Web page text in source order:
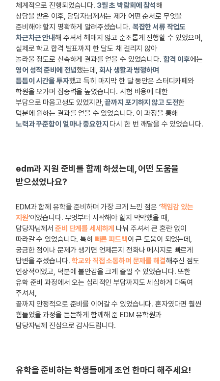
체계적으로 진행되었습니다. 3월 초 박람회에 참석해
상담을 받은 이후, 담당자님께서는 제가 어떤 순서로 무엇을
준비해야 할지 명확하게 알려주셨습니다. 복잡한 서류 작업도
차근차근 안내해 주셔서 헤매지 않고 순조롭게 진행할 수 있었으며,
실제로 학교 합격 발표까지 한 달도 채 걸리지 않아
놀라울 정도로 신속하게 결과를 얻을 수 있었습니다. 합격 이후에는
영어 성적 준비에 전념했는데,회사 생활과 병행하며
틈틈이 시간을 투자했고 특히 마지막 한 달 동안은 스터디카페와
학원을 오가며 집중력을 높였습니다. 시험 비용에 대한
부담으로 마음고생도 있었지만,끝까지 포기하지 않고 도전한
덕분에 원하는 결과를 얻을 수 있었습니다. 이 과정을 통해
노력과 꾸준함이 얼마나 중요한지 다시 한 번 깨달을 수 있었습니다.
edm과 지원 준비를 함께 하셨는데, 어떤 도움을
받으셨었나요?
EDM과 함께 유학을 준비하며 가장 크게 느낀 점은 ‘책임감 있는
지원’이었습니다. 무엇부터 시작해야 할지 막막했을 때,
담당자님께서 준비 단계를 세세하게 나눠 주셔서 큰 혼란 없이
따라갈 수 있었습니다. 특히 빠른 피드백이 큰 도움이 되었는데,
궁금한 점이나 문제가 생기면 언제든지 전화나 메시지로 빠르게
답변을 주셨습니다.학교와 직접 소통하며 문제를 해결해주신 점도
인상적이었고, 덕분에 불안감을 크게 줄일 수 있었습니다. 또한
유학 준비 과정에서 오는 심리적인 부담까지도 세심하게 다독여
주셔서,
끝까지 안정적으로 준비를 이어갈 수 있었습니다. 혼자였다면 훨씬
힘들었을 과정을 든든하게 함께해 준 EDM 유학원과
담당자님께 진심으로 감사드립니다.
유학을 준비하는 학생들에게 조언 한마디 해주세요!